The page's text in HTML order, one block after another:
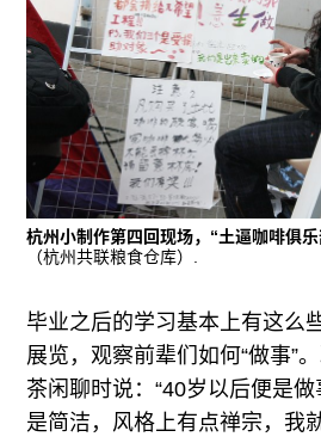
杭州小制作第四回现场，“土逼咖啡俱
（杭州共联粮食仓库）.
毕业之后的学习基本上有这么
展览，观察前辈们如何“做事”
茶闲聊时说：“40岁以后便是
是简洁，风格上有点禅宗，我